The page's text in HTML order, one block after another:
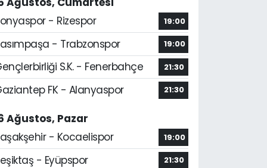
- Rizespor
19:00
- Trabzonspor 19:00
S.K. - Fenerbahçe 21:30
FK - Alanyaspor 21:30
Ağustos, Pazar
- Kocaelispor
19:00
- Eyüpspor 21:30